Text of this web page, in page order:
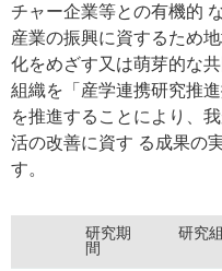
チャー企業等との有機的
産業の振興に資するため
化をめざす又は萌芽的な
組織を「産学連携研究推
を推進することにより、
活の改善に資す る成果の
す。
研究期
間
研究